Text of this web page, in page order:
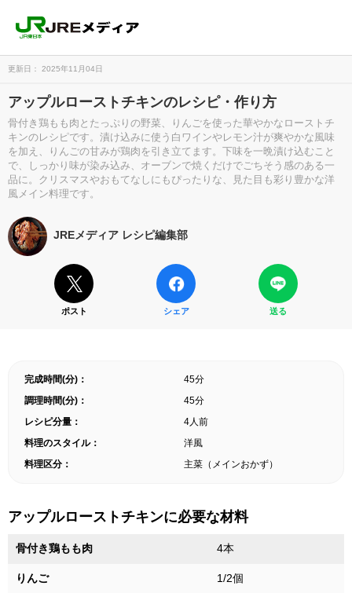
更新日： 2025年11月04日
アップルローストチキンのレシピ・作り方
骨付き鶏もも肉とたっぷりの野菜、りんごを使った華やかなローストチ
キンのレシピです。漬け込みに使う白ワインやレモン汁が爽やかな風味
を加え、りんごの甘みが鶏肉を引き立てます。下味を一晩漬け込むこと
で、しっかり味が染み込み、オーブンで焼くだけでごちそう感のある一
品に。クリスマスやおもてなしにもぴったりな、見た目も彩り豊かな洋
風メイン料理です。
JREメディア レシピ編集部
ポスト シェア 送る
完成時間(分)：
45分
調理時間(分)：
45分
レシピ分量：
4人前
料理のスタイル：
洋風
料理区分：
主菜（メインおかず）
アップルローストチキンに必要な材料
骨付き鶏もも肉 4本
りんご 1/2個